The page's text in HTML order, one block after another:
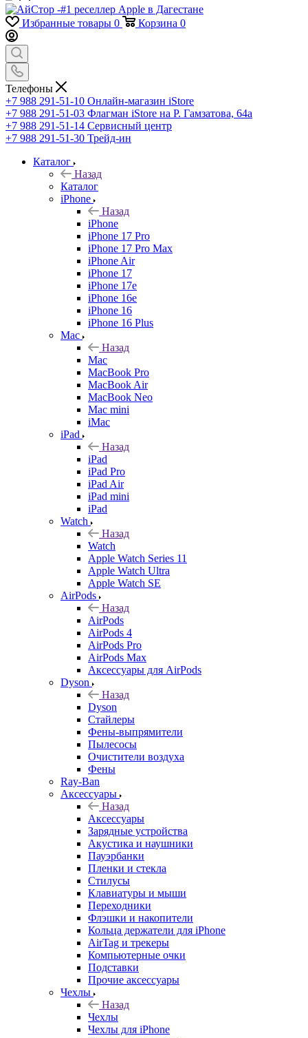
Избранные товары 0 Корзина 0
Телефоны
+7 988 291-51-10 Онлайн-магазин iStore
+7 988 291-51-03 Флагман iStore на Р. Гамзатова, 64а
+7 988 291-51-14 Сервисный центр
+7 988 291-51-30 Трейд-ин
Каталог
Назад
Каталог
iPhone
Назад
iPhone
iPhone 17 Pro
iPhone 17 Pro Max
iPhone Air
iPhone 17
iPhone 17e
iPhone 16e
iPhone 16
iPhone 16 Plus
Mac
Назад
Mac
MacBook Pro
MacBook Air
MacBook Neo
Mac mini
iMac
iPad
Назад
iPad
iPad Pro
iPad Air
iPad mini
iPad
Watch
Назад
Watch
Apple Watch Series 11
Apple Watch Ultra
Apple Watch SE
AirPods
Назад
AirPods
AirPods 4
AirPods Pro
AirPods Max
Аксессуары для AirPods
Dyson
Назад
Dyson
Стайлеры
Фены-выпрямители
Пылесосы
Очистители воздуха
Фены
Ray-Ban
Аксессуары
Назад
Аксессуары
Зарядные устройства
Акустика и наушники
Пауэрбанки
Пленки и стекла
Стилусы
Клавиатуры и мыши
Переходники
Флэшки и накопители
Кольца держатели для iPhone
AirTag и трекеры
Компьютерные очки
Подставки
Прочие аксессуары
Чехлы
Назад
Чехлы
Чехлы для iPhone